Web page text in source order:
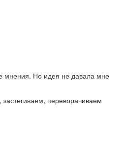
мнения. Но идея не давала мне
переворачиваем